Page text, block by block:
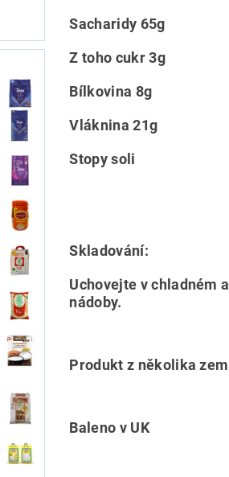
Sacharidy 65g
Z toho cukr 3g
Bílkovina 8g
Vláknina 21g
Stopy soli
Skladování:
Uchovejte v chladném
nádoby.
Produkt z několika
Baleno v UK